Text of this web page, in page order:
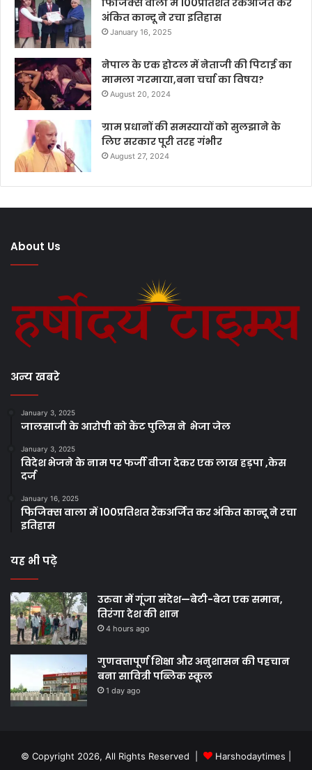
फिजिक्स वाला में 100प्रतिशत रैंकअर्जित कर
अंकित कान्दू ने रचा इतिहास
January 16, 2025
नेपाल के एक होटल में नेताजी की पिटाई का
मामला गरमाया,बना चर्चा का विषय?
August 20, 2024
ग्राम प्रधानों की समस्यायों को सुलझाने के
लिए सरकार पूरी तरह गंभीर
August 27, 2024
About Us
अन्य खबरे
January 3, 2025
जालसाजी के आरोपी को कैंट पुलिस ने भेजा जेल
January 3, 2025
विदेश भेजने के नाम पर फर्जी वीजा देकर एक लाख हड़पा ,केस
दर्ज
January 16, 2025
फिजिक्स वाला में 100प्रतिशत रैंकअर्जित कर अंकित कान्दू ने रचा
इतिहास
यह भी पढ़े
उरुवा में गूंजा संदेश—बेटी-बेटा एक समान,
तिरंगा देश की शान
4 hours ago
गुणवत्तापूर्ण शिक्षा और अनुशासन की पहचान
बना सावित्री पब्लिक स्कूल
1 day ago
© Copyright 2026, All Rights Reserved | Harshodaytimes